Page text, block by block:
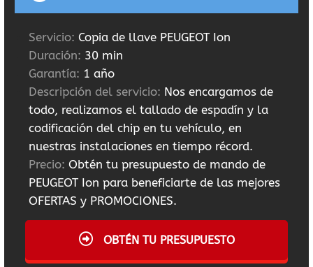
Servicio: Copia de llave PEUGEOT Ion
Duración: 30 min
Garantía: 1 año
Descripción del servicio: Nos encargamos de
todo, realizamos el tallado de espadín y la
codificación del chip en tu vehículo, en
nuestras instalaciones en tiempo récord.
Precio: Obtén tu presupuesto de mando de
PEUGEOT Ion para beneficiarte de las mejores
OFERTAS y PROMOCIONES.
OBTÉN TU PRESUPUESTO